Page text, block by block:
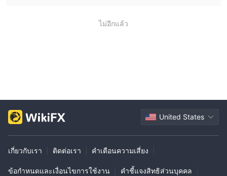
6976 (สิงคโปร์) เป็นวิธีที่ตรงไปตรงมาและรวดเร็วในการแก้ไขปัญหา
โซเชียลมีเดีย:InterStellar มีกิจกรรมบนแพลตฟอร์มโซเชียลมีเดียต่าง
ๆ ที่ช่วยให้นักซื้อขายเชื่อมต่อ อัปเดต และได้รับการสนับสนุนผ่านช่อง
ทางเหล่านี้
สนทนาแบบเรียลไทม์:หนึ่งในคุณสมบัติที่สะดวกที่สุดคือการสนับสนุน
ไม่อีกแล้ว
United States
เกี่ยวกับเรา ติดต่อเรา คำเตือนความเสี่ยง
ข้อกำหนดและเงื่อนไขการใช้งาน คำชี้แจงสิทธิส่วนบุคคล